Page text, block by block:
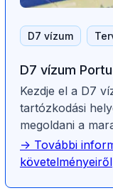
D7 vízum
D7 vízum
Kezdje el a D7
tartózkodási
megoldani a
-> További
követelményeiről